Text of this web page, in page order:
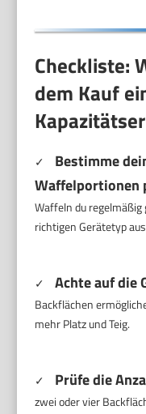
Checkliste:
dem Kauf
✓
Bestimme
Waffelportionen
Waffeln du
richtigen Gerätetyp
✓ Achte auf die
Backflächen
mehr Platz und Teig.
✓ Prüfe die
zwei oder vier